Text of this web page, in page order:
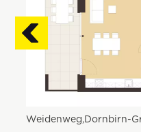
Weidenweg,Dornbirn-